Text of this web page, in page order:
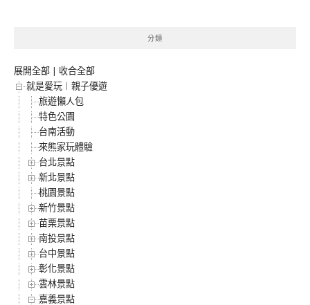
分類
展開全部 | 收合全部
就是愛玩︱親子優遊
旅遊懶人包
特色公園
台南活動
來熊家玩體驗
台北景點
新北景點
桃園景點
新竹景點
苗栗景點
南投景點
台中景點
彰化景點
雲林景點
嘉義景點